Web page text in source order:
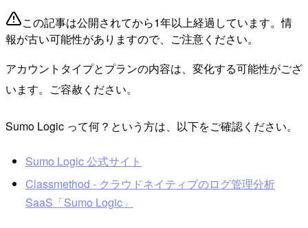
この記事は公開されてから1年以上経過しています。情
報が古い可能性がありますので、ご注意ください。
アカウントタイプとプランの内容は、変化する可能性がござ
います。ご容赦ください。
Sumo Logic って何？という方は、以下をご確認ください。
Sumo Logic 公式サイト
Classmethod - クラウドネイティブのログ管理分析
SaaS「Sumo Logic」